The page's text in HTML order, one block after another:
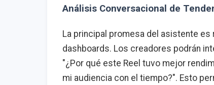
Análisis Conversacional de
La principal promesa del asistente
dashboards. Los creadores podrán
"¿Por qué este Reel tuvo mejor
mi audiencia con el tiempo?". Esto